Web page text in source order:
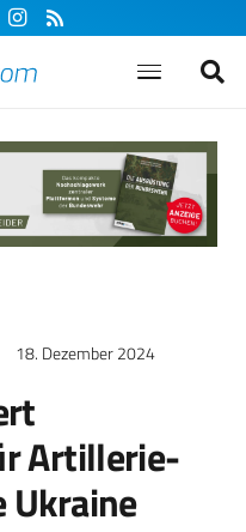
18. Dezember 2024
Artillerie-
Ukraine